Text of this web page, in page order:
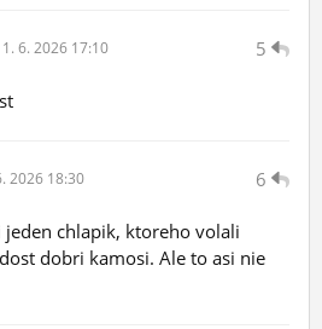
5
1. 6. 2026 17:10
6
2026 18:30
jeden chlapik, ktoreho volali
dobri kamosi. Ale to asi nie